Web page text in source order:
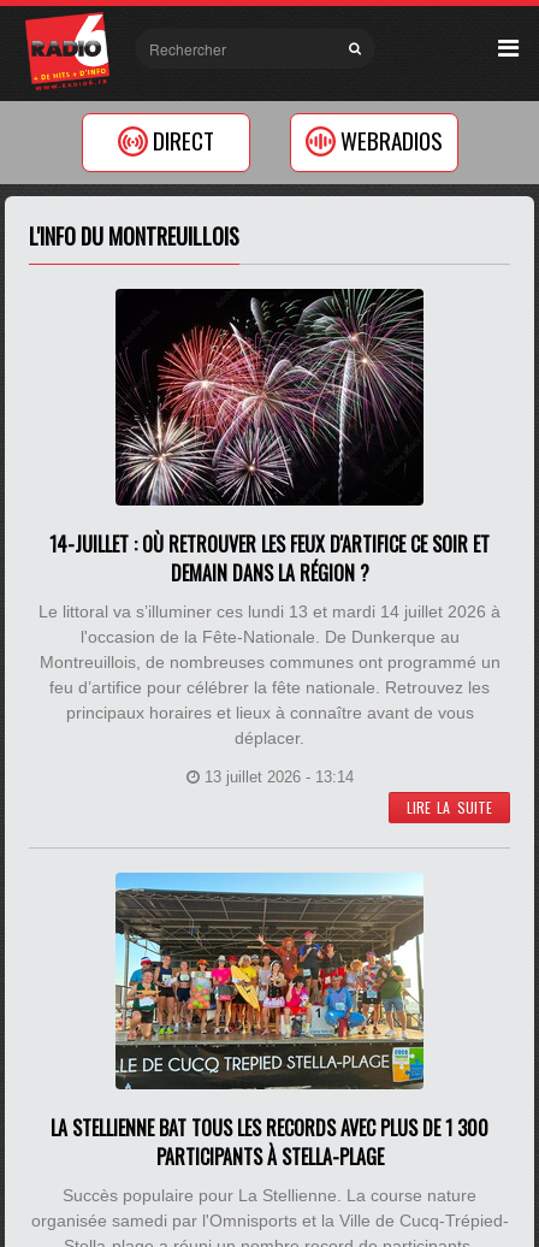
DIRECT WEBRADIOS
L'INFO DU MONTREUILLOIS
14-JUILLET : OÙ RETROUVER LES FEUX D'ARTIFICE CE SOIR ET
DEMAIN DANS LA RÉGION ?
Le littoral va s’illuminer ces lundi 13 et mardi 14 juillet 2026 à
l'occasion de la Fête-Nationale. De Dunkerque au
Montreuillois, de nombreuses communes ont programmé un
feu d’artifice pour célébrer la fête nationale. Retrouvez les
principaux horaires et lieux à connaître avant de vous
déplacer.
13 juillet 2026 - 13:14
LIRE LA SUITE
LA STELLIENNE BAT TOUS LES RECORDS AVEC PLUS DE 1 300
PARTICIPANTS À STELLA-PLAGE
Succès populaire pour La Stellienne. La course nature
organisée samedi par l'Omnisports et la Ville de Cucq-Trépied-